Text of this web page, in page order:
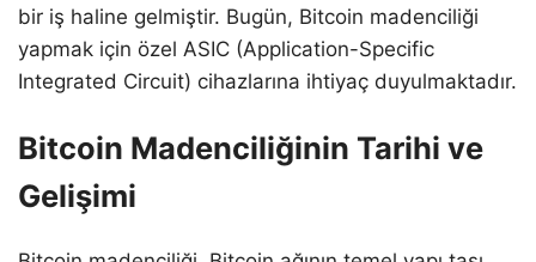
bir iş haline gelmiştir. Bugün, Bitcoin madenciliği
yapmak için özel ASIC (Application-Specific
Integrated Circuit) cihazlarına ihtiyaç duyulmaktadır.
Bitcoin Madenciliğinin Tarihi ve
Gelişimi